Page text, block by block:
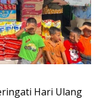
Hari Ulang